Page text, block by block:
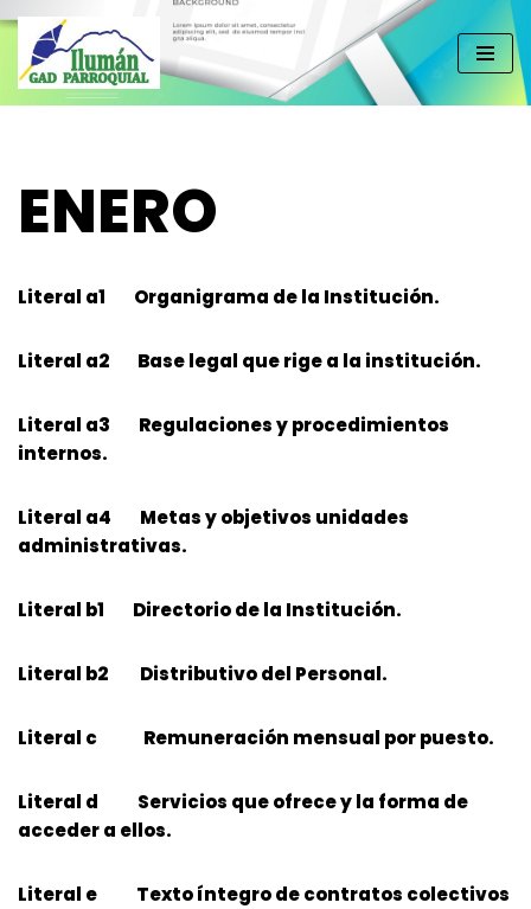
Saltar
al
ENERO
Literal a1 Organigrama de la Institución.
Literal a2 Base legal que rige a la institución.
Literal a3 Regulaciones y procedimientos
internos.
Literal a4 Metas y objetivos unidades
administrativas.
Literal b1 Directorio de la Institución.
Literal b2 Distributivo del Personal.
Literal c Remuneración mensual por puesto.
Literal d Servicios que ofrece y la forma de
acceder a ellos.
Literal e Texto íntegro de contratos colectivos